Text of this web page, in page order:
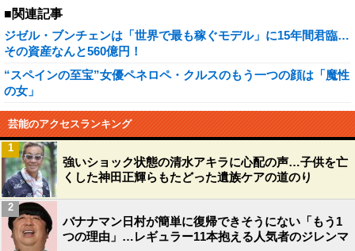
■関連記事
ジゼル・ブンチェンは「世界で最も稼ぐモデル」に15年間君臨…
その資産なんと560億円！
“スペインの至宝”女優ペネロペ・クルスのもう一つの顔は「魔性
の女」
芸能のアクセスランキング
強いショック状態の清水アキラに心配の声…子供を亡
くした神田正輝らもたどった遺族ケアの道のり
1
バナナマン日村が簡単に復帰できそうにない「もう1
つの理由」…レギュラー11本抱える人気者のジレンマ
2